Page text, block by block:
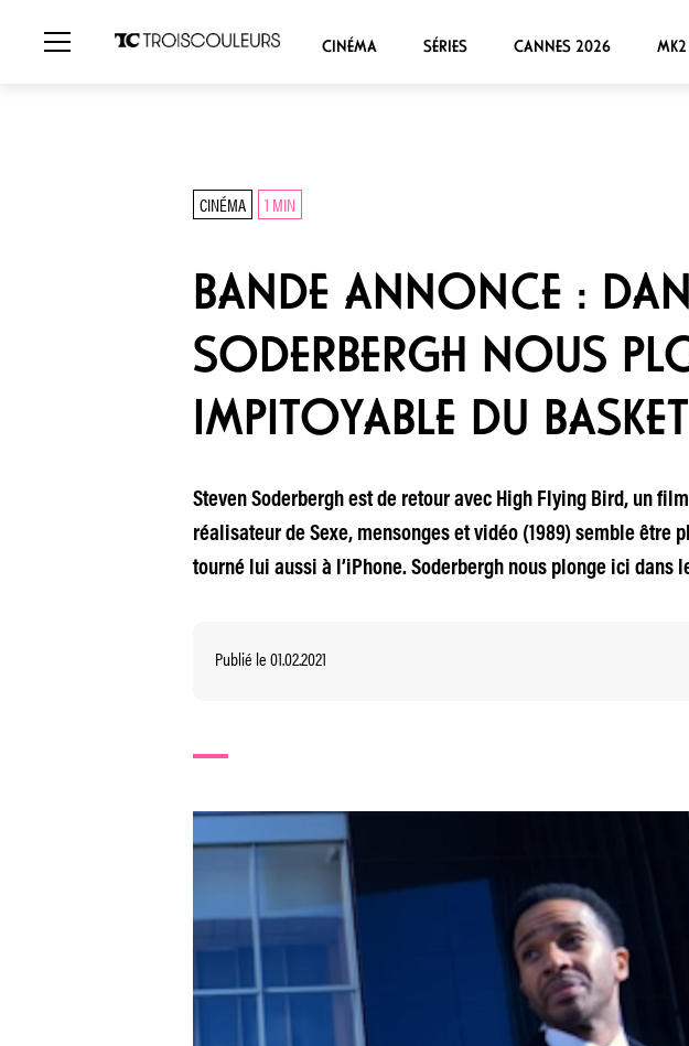
CINÉMA SÉRIES CANNES 2026
CINÉMA 1 MIN
BANDE ANNONCE :
SODERBERGH NOUS
IMPITOYABLE DU BASKET
Steven Soderbergh est de retour avec High Flying Bird, un
réalisateur de Sexe, mensonges et vidéo (1989) semble
tourné lui aussi à l’iPhone. Soderbergh nous plonge ici
Publié le 01.02.2021